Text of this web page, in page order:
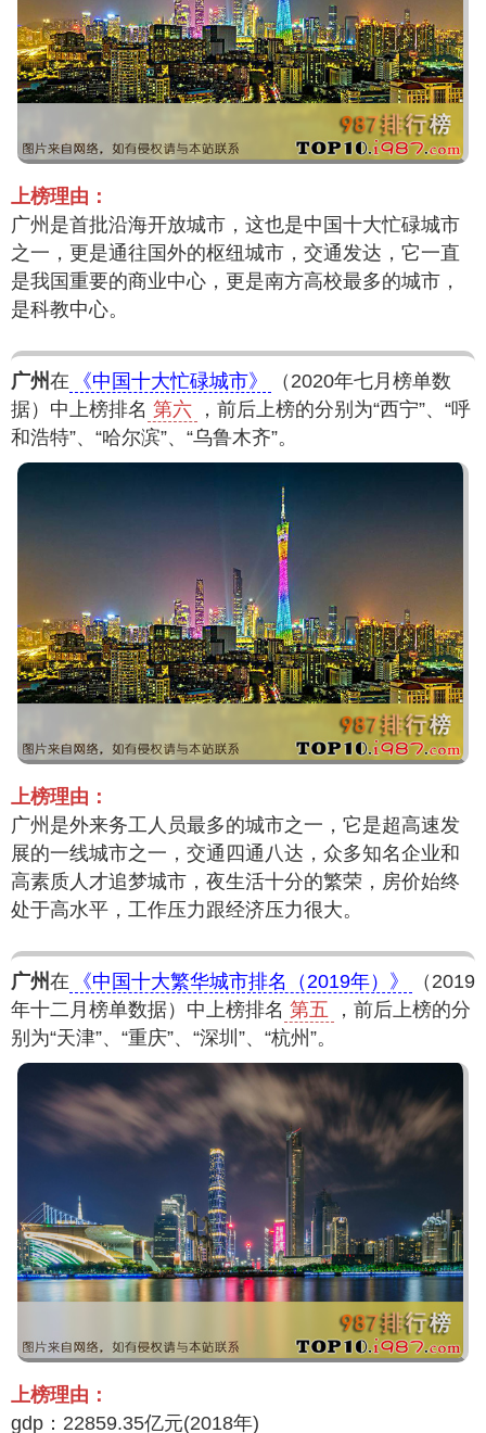
上榜理由：
广州是首批沿海开放城市，这也是中国十大忙碌城市
之一，更是通往国外的枢纽城市，交通发达，它一直
是我国重要的商业中心，更是南方高校最多的城市，
是科教中心。
广州在 《中国十大忙碌城市》
（2020年七月榜单数
据）中上榜排名 第六
，前后上榜的分别为“西宁”、“呼
和浩特”、“哈尔滨”、“乌鲁木齐”。
上榜理由：
广州是外来务工人员最多的城市之一，它是超高速发
展的一线城市之一，交通四通八达，众多知名企业和
高素质人才追梦城市，夜生活十分的繁荣，房价始终
处于高水平，工作压力跟经济压力很大。
广州在 《中国十大繁华城市排名（2019年）》
（2019
年十二月榜单数据）中上榜排名 第五
，前后上榜的分
别为“天津”、“重庆”、“深圳”、“杭州”。
上榜理由：
gdp：22859.35亿元(2018年)